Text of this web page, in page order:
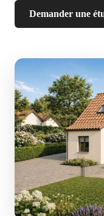
Demander une